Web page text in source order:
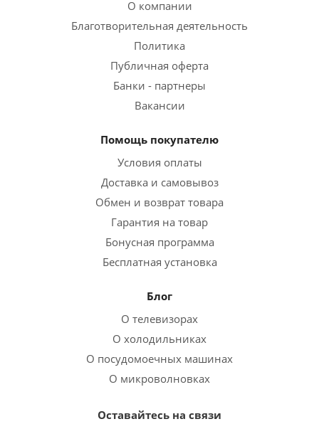
О компании
Благотворительная деятельность
Политика
Публичная оферта
Банки - партнеры
Вакансии
Помощь покупателю
Условия оплаты
Доставка и самовывоз
Обмен и возврат товара
Гарантия на товар
Бонусная программа
Бесплатная установка
Блог
О телевизорах
О холодильниках
О посудомоечных машинах
О микроволновках
Оставайтесь на связи